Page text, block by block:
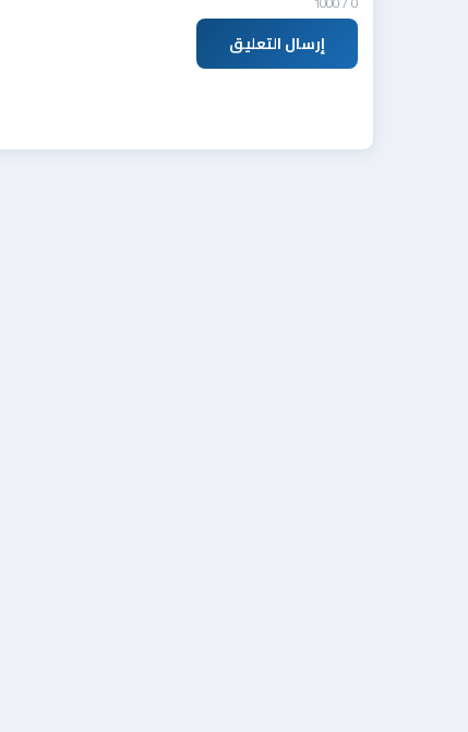
إرسال التعليق